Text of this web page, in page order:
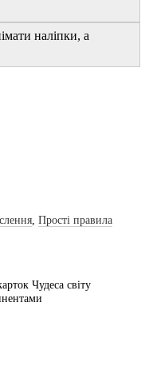
наліпки, а
Прості правила
Чудеса світу